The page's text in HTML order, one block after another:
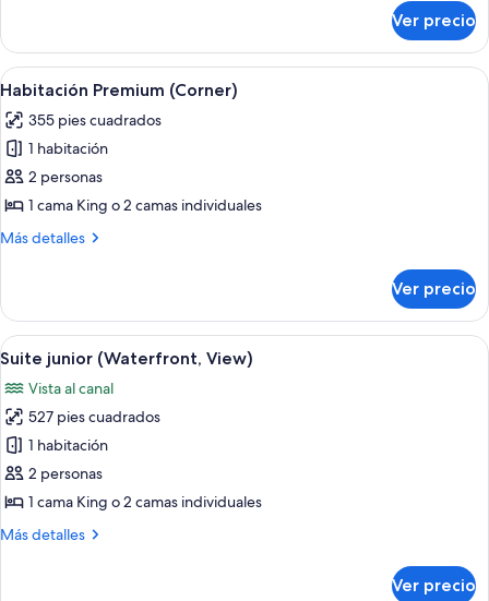
Premium
(Corner,
View)
Ver precio
Abrir
todas
las
fotos
de
Habitación
Premium
Habitación Premium (Corner) |
13
Habitación Premium (Corner)
355 pies cuadrados
1 habitación
2 personas
1 cama King o 2 camas individuales
Más detalles
Más
Premium
(Corner)
Ver precio
Abrir
todas
las
fotos
de
Suite
junior
View)
Una habitación de hotel con un
13
Suite junior (Waterfront, View)
Vista al canal
527 pies cuadrados
1 habitación
2 personas
1 cama King o 2 camas individuales
Más detalles
Más
Ver precio